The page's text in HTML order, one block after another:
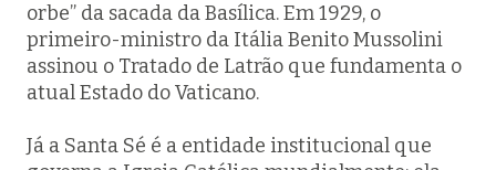
orbe” da sacada da Basílica. Em 1929, o
primeiro-ministro da Itália Benito Mussolini
assinou o Tratado de Latrão que fundamenta o
atual Estado do Vaticano.
Já a Santa Sé é a entidade institucional que